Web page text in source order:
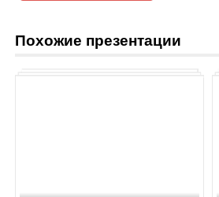
Похожие презентации